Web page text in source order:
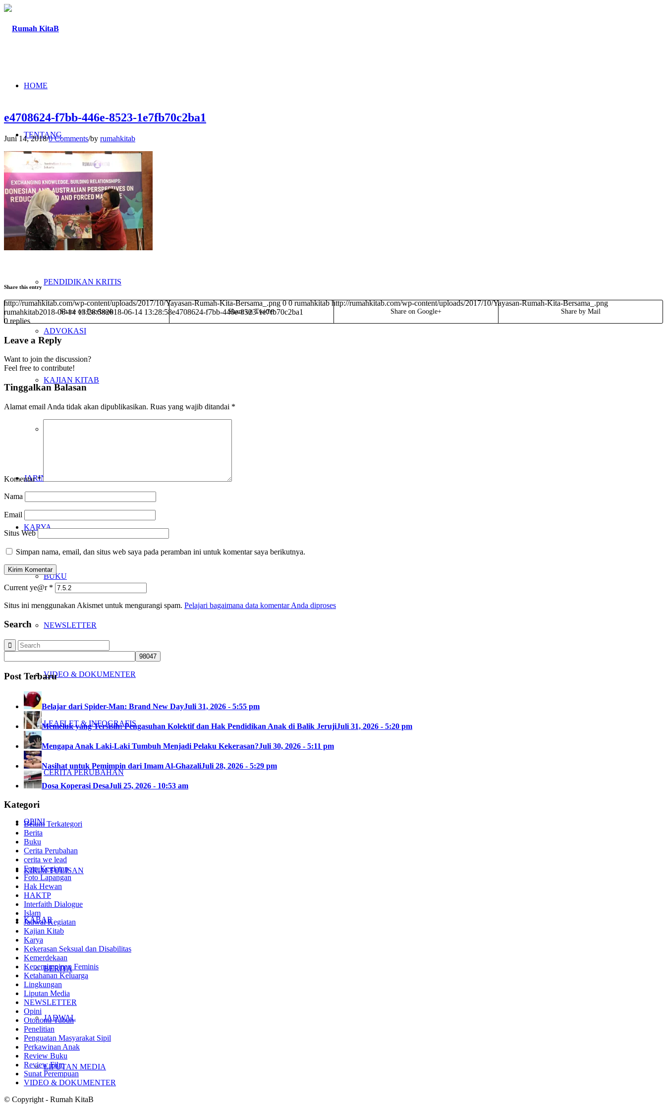
HOME
TENTANG
PROGRAM
PENELITIAN
PENDIDIKAN KRITIS
ADVOKASI
KAJIAN KITAB
JARINGAN
KARYA
BUKU
NEWSLETTER
VIDEO & DOKUMENTER
LEAFLET & INFOGRAFIS
CERITA PERUBAHAN
OPINI
KIRIM TULISAN
KABAR
BERITA
JADWAL
LIPUTAN MEDIA
e4708624-f7bb-446e-8523-1e7fb70c2ba1
Juni 14, 2018/0 Comments/by rumahkitab
Share this entry
Share on Facebook Share on Twitter Share on Google+ Share by Mail
http://rumahkitab.com/wp-content/uploads/2017/10/Yayasan-Rumah-Kita-Bersama_.png 0 0 rumahkitab http://rumahkitab.com/wp-content/uploads/2017/10/Yayasan-Rumah-Kita-Bersama_.png
rumahkitab2018-06-14 13:28:582018-06-14 13:28:58e4708624-f7bb-446e-8523-1e7fb70c2ba1
0 replies
Leave a Reply
Want to join the discussion?
Feel free to contribute!
Tinggalkan Balasan
Alamat email Anda tidak akan dipublikasikan. Ruas yang wajib ditandai *
Komentar*
Nama
Email
Situs Web
Simpan nama, email, dan situs web saya pada peramban ini untuk komentar saya berikutnya.
Current ye@r *
Situs ini menggunakan Akismet untuk mengurangi spam. Pelajari bagaimana data komentar Anda diproses
Search
Post Terbaru
Belajar dari Spider-Man: Brand New DayJuli 31, 2026 - 5:55 pm
Memeluk yang Tersisih: Pengasuhan Kolektif dan Hak Pendidikan Anak di Balik JerujiJuli 31, 2026 - 5:20 pm
Mengapa Anak Laki-Laki Tumbuh Menjadi Pelaku Kekerasan?Juli 30, 2026 - 5:11 pm
Nasihat untuk Pemimpin dari Imam Al-GhazaliJuli 28, 2026 - 5:29 pm
Dosa Koperasi DesaJuli 25, 2026 - 10:53 am
Kategori
Belum Terkategori
Berita
Buku
Cerita Perubahan
cerita we lead
Foto Kegiatan
Foto Lapangan
Hak Hewan
HAKTP
Interfaith Dialogue
Islam
Jadwal Kegiatan
Kajian Kitab
Karya
Kekerasan Seksual dan Disabilitas
Kemerdekaan
Kepemimpinan Feminis
Ketahanan Keluarga
Lingkungan
Liputan Media
NEWSLETTER
Opini
Otonomi Tubuh
Penelitian
Penguatan Masyarakat Sipil
Perkawinan Anak
Review Buku
Review Film
Sunat Perempuan
VIDEO & DOKUMENTER
© Copyright - Rumah KitaB